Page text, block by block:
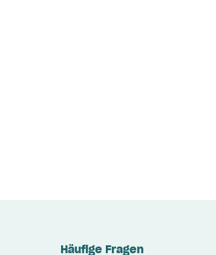
Häufige Fragen